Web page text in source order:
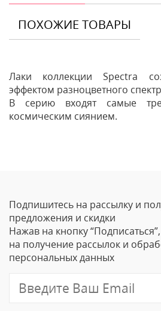
ПОХОЖИЕ ТОВАРЫ
Лаки коллекции Spectra
эффектом разноцветного
В серию входят самые
космическим сиянием.
Ваше Имя
Email
Подпишитесь на рассылку и
предложения и скидки
Нажав на кнопку
на получение рассылок и
персональных данных